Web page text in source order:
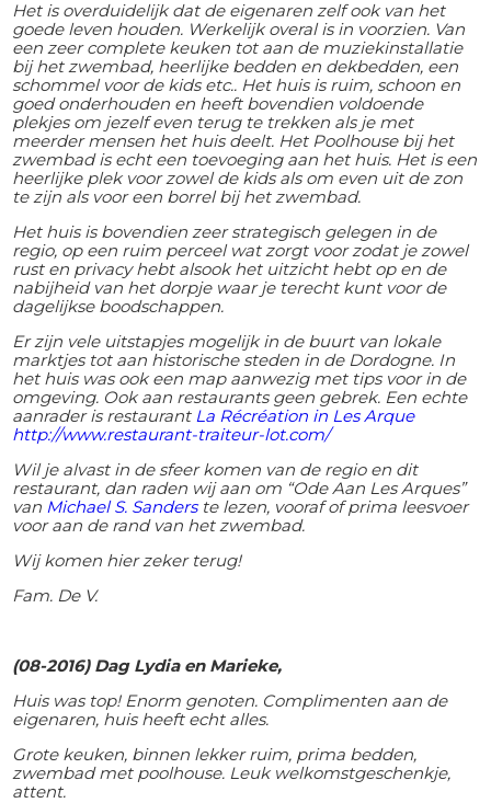
Het is overduidelijk dat de eigenaren zelf ook van het
goede leven houden. Werkelijk overal is in voorzien. Van
een zeer complete keuken tot aan de muziekinstallatie
bij het zwembad, heerlijke bedden en dekbedden, een
schommel voor de kids etc.. Het huis is ruim, schoon en
goed onderhouden en heeft bovendien voldoende
plekjes om jezelf even terug te trekken als je met
meerder mensen het huis deelt. Het Poolhouse bij het
zwembad is echt een toevoeging aan het huis. Het is een
heerlijke plek voor zowel de kids als om even uit de zon
te zijn als voor een borrel bij het zwembad.
Het huis is bovendien zeer strategisch gelegen in de
regio, op een ruim perceel wat zorgt voor zodat je zowel
rust en privacy hebt alsook het uitzicht hebt op en de
nabijheid van het dorpje waar je terecht kunt voor de
dagelijkse boodschappen.
Er zijn vele uitstapjes mogelijk in de buurt van lokale
marktjes tot aan historische steden in de Dordogne. In
het huis was ook een map aanwezig met tips voor in de
omgeving. Ook aan restaurants geen gebrek. Een echte
aanrader is restaurant La Récréation in Les Arque
http://www.restaurant-traiteur-lot.com/
Wil je alvast in de sfeer komen van de regio en dit
restaurant, dan raden wij aan om “Ode Aan Les Arques”
van Michael S. Sanderste lezen, vooraf of prima leesvoer
voor aan de rand van het zwembad.
Wij komen hier zeker terug!
Fam. De V.
(08-2016) Dag Lydia en Marieke,
Huis was top! Enorm genoten. Complimenten aan de
eigenaren, huis heeft echt alles.
Grote keuken, binnen lekker ruim, prima bedden,
zwembad met poolhouse. Leuk welkomstgeschenkje,
attent.